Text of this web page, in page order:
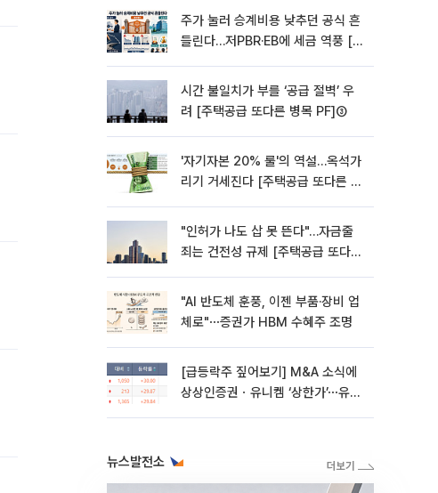
주가 눌러 승계비용 낮추던 공식 흔
들린다…저PBR·EB에 세금 역풍 [기
시간 불일치가 부를 ‘공급 절벽’ 우
려 [주택공급 또다른 병목 PF]③
'자기자본 20% 룰'의 역설…옥석가
리기 거세진다 [주택공급 또다른 병
"인허가 나도 삽 못 뜬다"…자금줄
죄는 건전성 규제 [주택공급 또다른
"AI 반도체 훈풍, 이젠 부품·장비 업
체로"⋯증권가 HBM 수혜주 조명
[급등락주 짚어보기] M&A 소식에
상상인증권ㆍ유니켐 ‘상한가’⋯유증
뉴스발전소